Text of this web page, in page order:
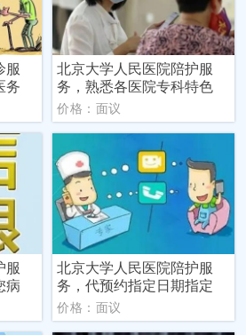
服
务
北京大学人民医院陪护服
务，熟悉各医院专科特色
价格：面议
服
病
北京大学人民医院陪护服
务，代预约指定日期指定
价格：面议